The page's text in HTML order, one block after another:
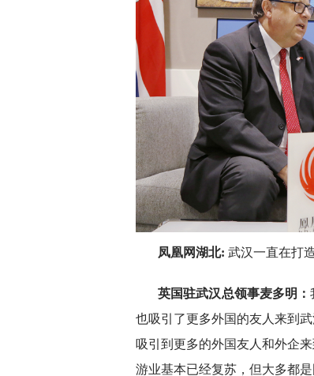
凤凰网湖北: 武汉一直在打
英国驻武汉总领事麦多明：
也吸引了更多外国的友人来到
吸引到更多的外国友人和外企
游业基本已经复苏，但大多都